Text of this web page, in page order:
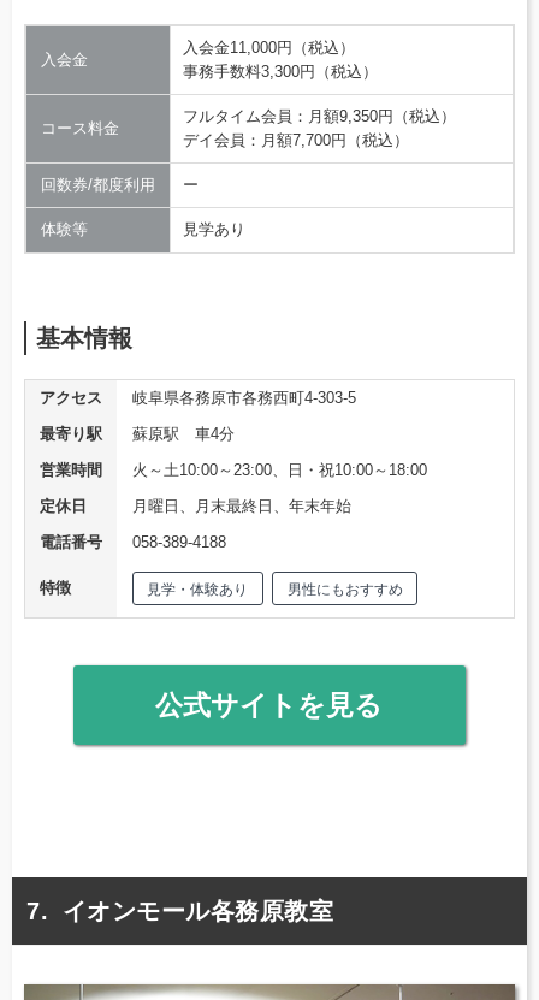
入会金
入会金11,000円（税込）
事務手数料3,300円（税込）
コース料金
フルタイム会員：月額9,350円（税込）
デイ会員：月額7,700円（税込）
回数券/都度利用 ー
体験等 見学あり
基本情報
アクセス
岐阜県各務原市各務西町4-303-5
最寄り駅
蘇原駅 車4分
営業時間
火～土10:00～23:00、日・祝10:00～18:00
定休日
月曜日、月末最終日、年末年始
電話番号
058-389-4188
特徴 見学・体験あり 男性にもおすすめ
公式サイトを見る
イオンモール各務原教室